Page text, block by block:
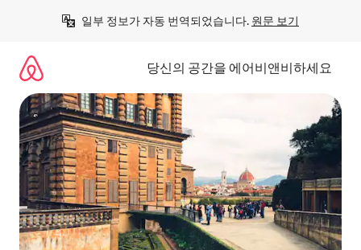
일부 정보가 자동 번역되었습니다. 원문 보기
당신의 공간을 에어비앤비하세요